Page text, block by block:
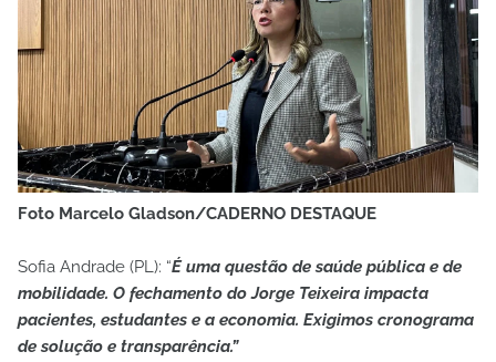
Foto Marcelo Gladson/CADERNO DESTAQUE
Sofia Andrade (PL): “É uma questão de saúde pública e de
mobilidade. O fechamento do Jorge Teixeira impacta
pacientes, estudantes e a economia. Exigimos cronograma
de solução e transparência.”